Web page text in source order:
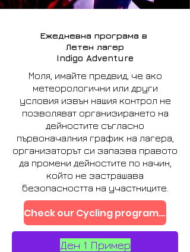
Ежедневна програма в
Летен лагер
Indigo Adventure
Моля, имайте предвид, че ако
метеорологични или други
условия извън нашия контрол не
позволяват организирането на
дейностите съгласно
първоначалния график на лагера,
организаторът си запазва правото
да промени дейностите по начин,
който не застрашава
безопасността на участниците.
Check our Cycling programme
Ден 1 Пример